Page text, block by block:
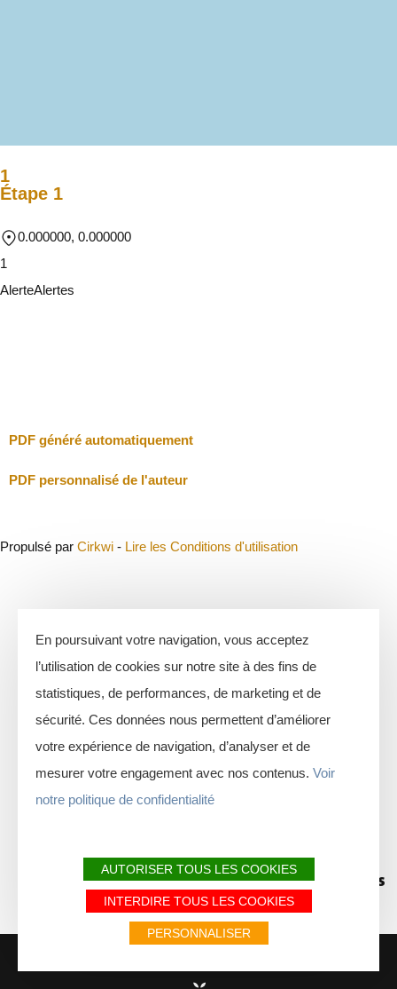
1
Étape 1
0.000000, 0.000000
1
AlerteAlertes
PDF généré automatiquement
PDF personnalisé de l'auteur
Propulsé par Cirkwi - Lire les Conditions d'utilisation
JE M'ORGANISE
Sites emblématiques Comment venir ?
Agenda FAQ Météo & saisons
En poursuivant votre navigation, vous acceptez
l’utilisation de cookies sur notre site à des fins de
statistiques, de performances, de marketing et de
sécurité. Ces données nous permettent d’améliorer
votre expérience de navigation, d’analyser et de
mesurer votre engagement avec nos contenus. Voir
notre politique de confidentialité
AUTORISER TOUS LES COOKIES
INTERDIRE TOUS LES COOKIES
PERSONNALISER